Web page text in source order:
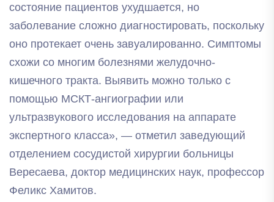
состояние пациентов ухудшается, но
заболевание сложно диагностировать, поскольку
оно протекает очень завуалированно. Симптомы
схожи со многим болезнями желудочно-
кишечного тракта. Выявить можно только с
помощью МСКТ-ангиографии или
ультразвукового исследования на аппарате
экспертного класса», — отметил заведующий
отделением сосудистой хирургии больницы
Вересаева, доктор медицинских наук, профессор
Феликс Хамитов.